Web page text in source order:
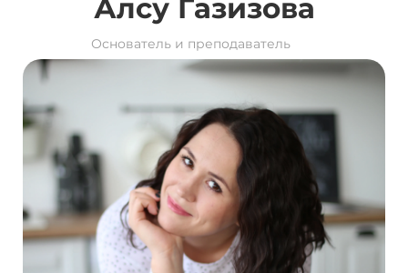
Алсу Газизова
Основатель и преподаватель